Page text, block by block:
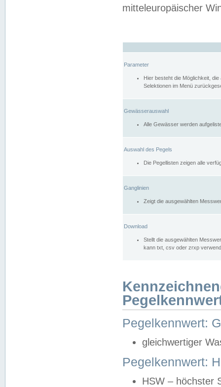
mitteleuropäischer
Parameter
Hier besteht die Möglichkeit,
Selektionen im Menü
Gewässerauswahl
Alle Gewässer werden
Auswahl des Pegels
Die Pegellisten zeigen alle
Ganglinien
Zeigt die ausgewählten
Download
Stellt die ausgewählten
kann txt, csv oder zrxp
Pegelkennwert:
gleichwertiger
Pegelkennwert:
HSW – höchster